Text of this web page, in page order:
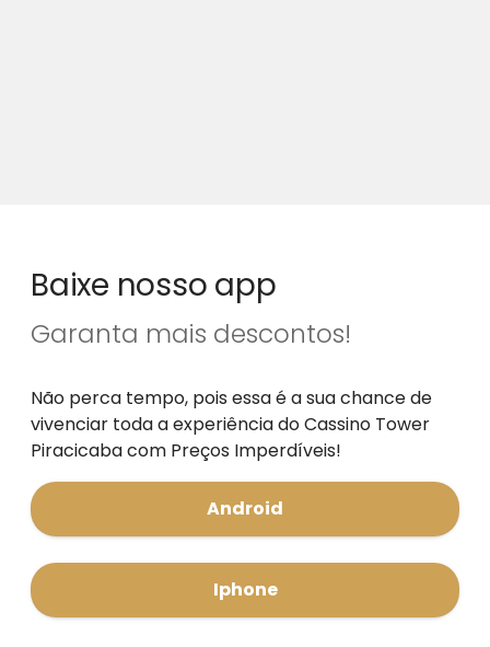
Baixe nosso app
Garanta mais descontos!
Não perca tempo, pois essa é a sua chance de
vivenciar toda a experiência do Cassino Tower
Piracicaba com Preços Imperdíveis!
Android
Iphone